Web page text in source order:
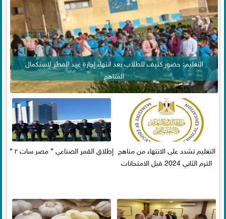
التعليم: حضور كثيف للطلاب بعد انتهاء إجازة عيد الفطر لاستكمال
المناهج
التعليم تشدد على الانتهاء من مناهج
الترم الثاني 2024 قبل الامتحانات
إطلاق القمر الصناعي ” مصر سات ٢ ”